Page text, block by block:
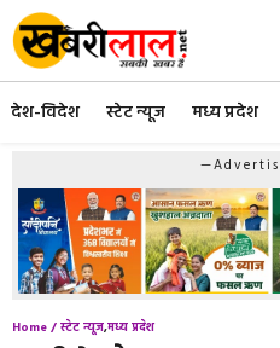
Skip
to
content
देश-विदेश स्टेट न्यूज मध्य प्रदेश
Home /स्टेट न्यूज,मध्य प्रदेश